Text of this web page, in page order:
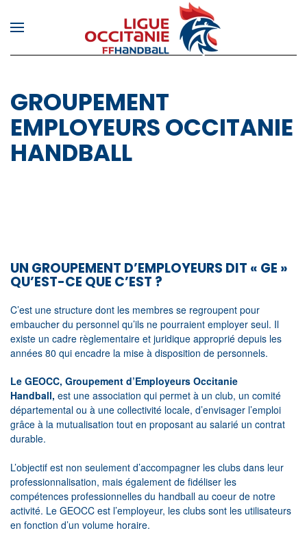
Skip to main content
GROUPEMENT
EMPLOYEURS OCCITANIE
HANDBALL
UN GROUPEMENT D’EMPLOYEURS DIT « GE »
QU’EST-CE QUE C’EST ?
C’est une structure dont les membres se regroupent pour
embaucher du personnel qu’ils ne pourraient employer seul. Il
existe un cadre règlementaire et juridique approprié depuis les
années 80 qui encadre la mise à disposition de personnels.
Le GEOCC, Groupement d’Employeurs Occitanie
Handball, est une association qui permet à un club, un comité
départemental ou à une collectivité locale, d’envisager l’emploi
grâce à la mutualisation tout en proposant au salarié un contrat
durable.
L’objectif est non seulement d’accompagner les clubs dans leur
professionnalisation, mais également de fidéliser les
compétences professionnelles du handball au coeur de notre
activité. Le GEOCC est l’employeur, les clubs sont les utilisateurs
en fonction d’un volume horaire.